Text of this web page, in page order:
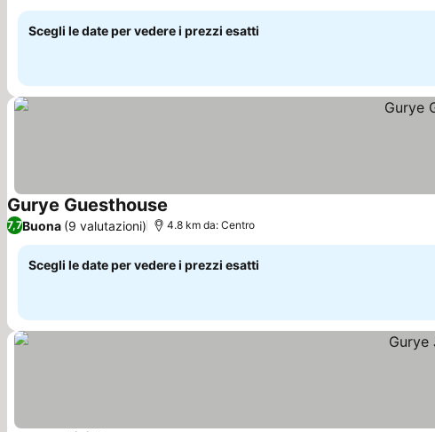
Scegli le date per vedere i prezzi esatti
Gurye Guesthouse
7,7Buona (9 valutazioni) 4.8 km da: Centro
Scegli le date per vedere i prezzi esatti